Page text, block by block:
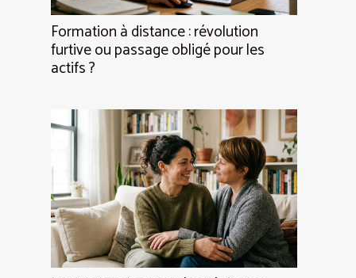
Formation à distance : révolution
furtive ou passage obligé pour les
actifs ?